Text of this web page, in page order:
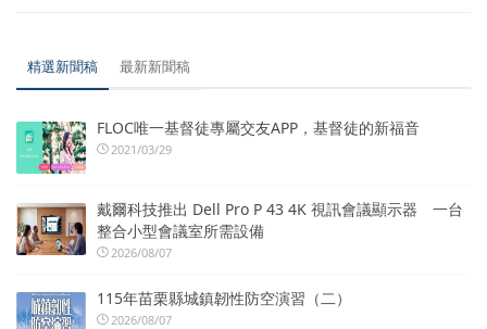
精選新聞稿 最新新聞稿
FLOC唯一基督徒專屬交友APP，基督徒的新福音
2021/03/29
戴爾科技推出 Dell Pro P 43 4K 視訊會議顯示器 一台
整合小型會議室所需設備
2026/08/07
115年苗栗縣城鎮韌性防空演習（二）
2026/08/07